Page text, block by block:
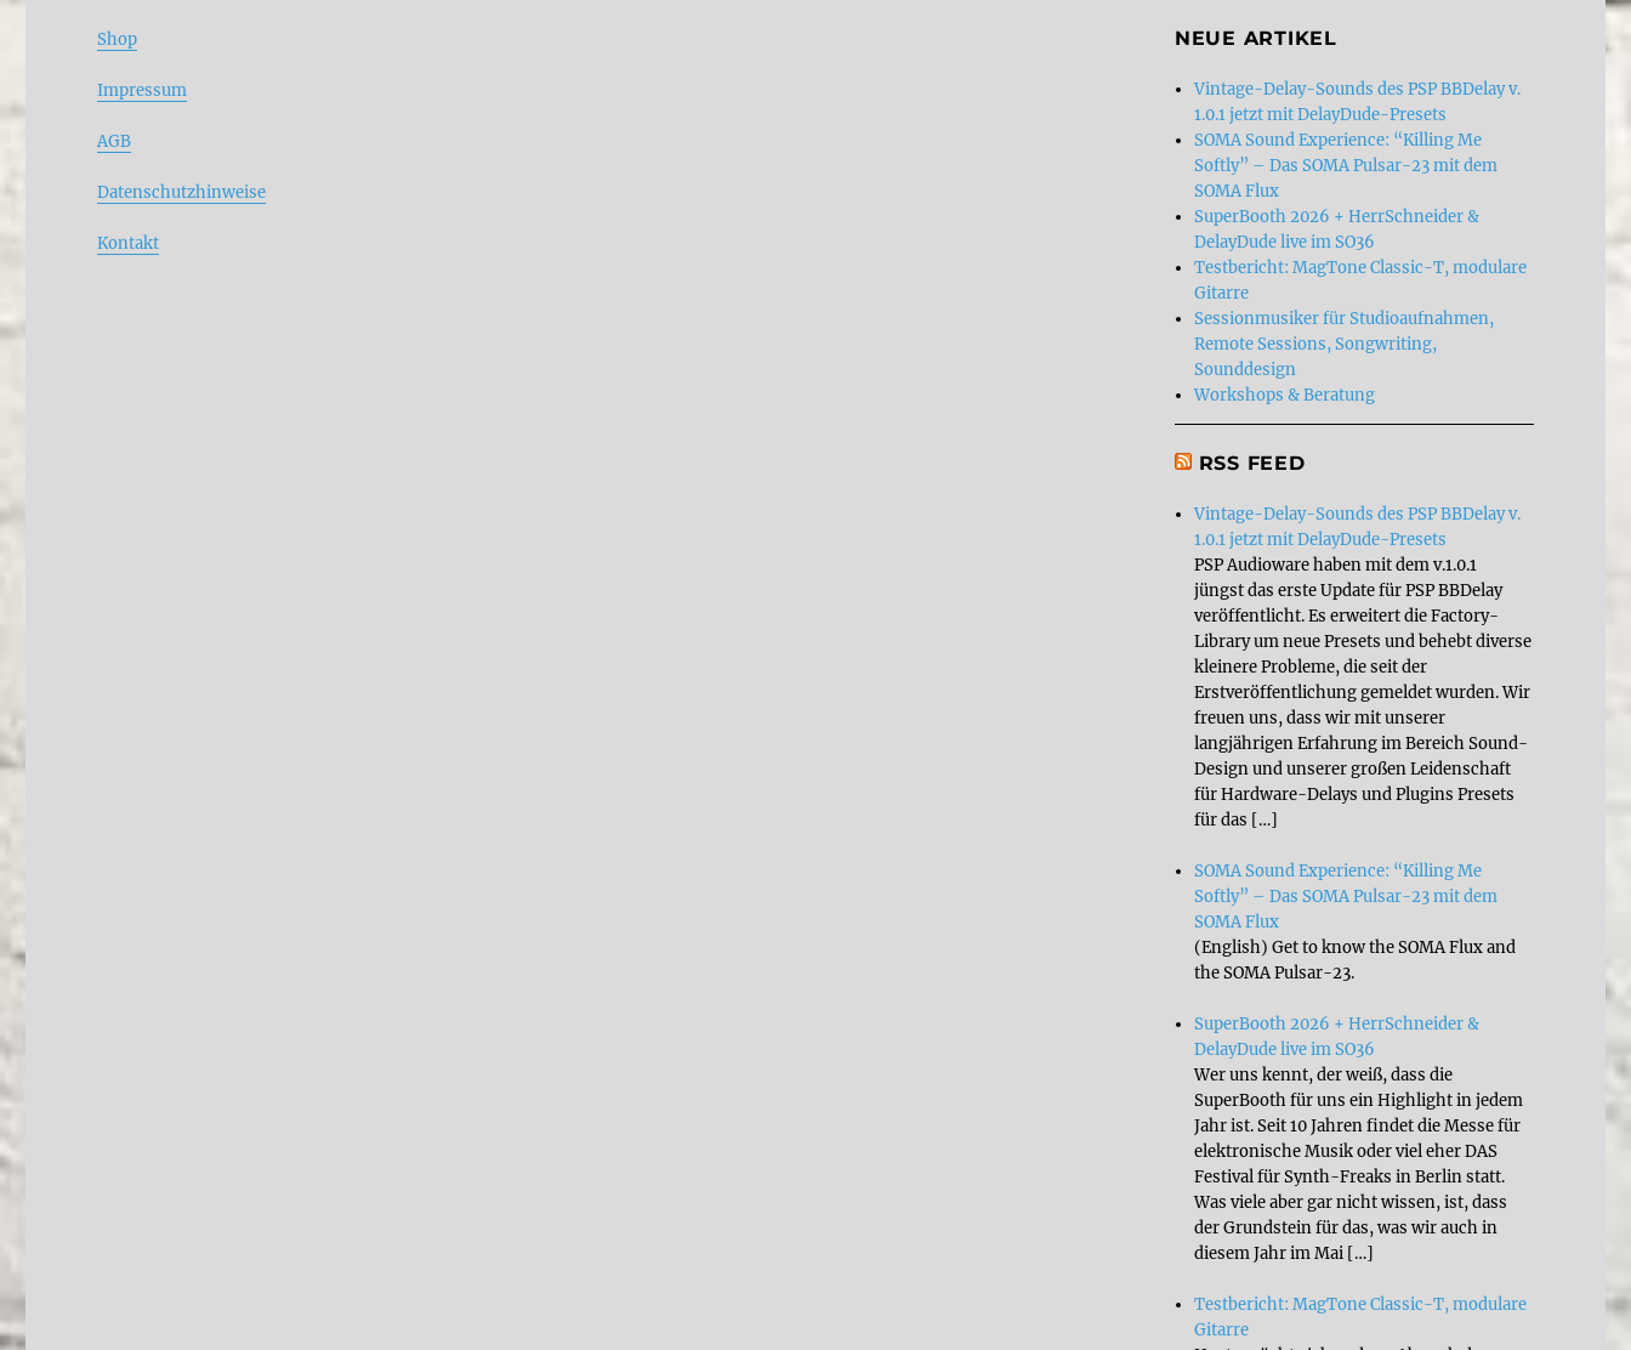
Shop
Impressum
AGB
Datenschutzhinweise
Kontakt
NEUE ARTIKEL
Vintage-Delay-Sounds des PSP BBDelay v.
1.0.1 jetzt mit DelayDude-Presets
SOMA Sound Experience: “Killing Me
Softly” – Das SOMA Pulsar-23 mit dem
SOMA Flux
SuperBooth 2026 + HerrSchneider &
DelayDude live im SO36
Testbericht: MagTone Classic-T, modulare
Gitarre
Sessionmusiker für Studioaufnahmen,
Remote Sessions, Songwriting,
Sounddesign
Workshops & Beratung
RSS FEED
Vintage-Delay-Sounds des PSP BBDelay v.
1.0.1 jetzt mit DelayDude-Presets
PSP Audioware haben mit dem v.1.0.1
jüngst das erste Update für PSP BBDelay
veröffentlicht. Es erweitert die Factory-
Library um neue Presets und behebt diverse
kleinere Probleme, die seit der
Erstveröffentlichung gemeldet wurden. Wir
freuen uns, dass wir mit unserer
langjährigen Erfahrung im Bereich Sound-
Design und unserer großen Leidenschaft
für Hardware-Delays und Plugins Presets
für das […]
SOMA Sound Experience: “Killing Me
Softly” – Das SOMA Pulsar-23 mit dem
SOMA Flux
(English) Get to know the SOMA Flux and
the SOMA Pulsar-23.
SuperBooth 2026 + HerrSchneider &
DelayDude live im SO36
Wer uns kennt, der weiß, dass die
SuperBooth für uns ein Highlight in jedem
Jahr ist. Seit 10 Jahren findet die Messe für
elektronische Musik oder viel eher DAS
Festival für Synth-Freaks in Berlin statt.
Was viele aber gar nicht wissen, ist, dass
der Grundstein für das, was wir auch in
diesem Jahr im Mai […]
Testbericht: MagTone Classic-T, modulare
Gitarre